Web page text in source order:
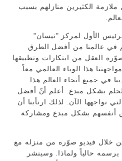
ملازمة الكثيرين منازلهم بسبب
الأول لمركز "نيسان"
في عالمنا من أفضل الطرق
العقل من ابتكارات وتطبيقها
هذا الوباء العالمي معاً.
في جميع أنحاء العالم هذا
بشكل مبدع. أعلم أنّ أفضل
نواجهها الآن. لذلك ارتأينا أن
أنفسهم بشكل مبدع ومشاركة
من خلال فيديو صوّره من منزله مع
حالياً ولماذا. وسينشر